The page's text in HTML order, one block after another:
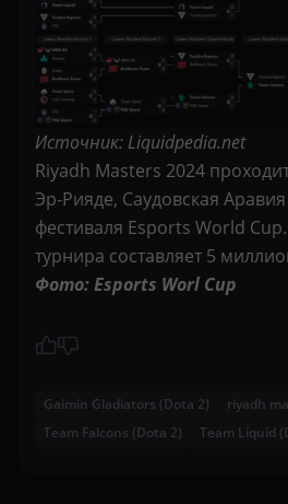
Источник: Liquidpedia.net
Riyadh Masters 2024
Эр-Рияде, Саудовская
фестиваля Esports World
турнира составляет 5
Фото: Esports Worl Cup
Gaimin Gladiators (Dota 2)
riyadh
Team Falcons (Dota 2)
Team Liquid